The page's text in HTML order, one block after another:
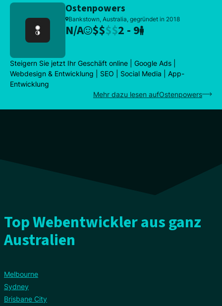
Ostenpowers
Bankstown, Australia, gegründet in 2018
N/A $$$$2 - 9
Steigern Sie jetzt Ihr Geschäft online | Google Ads |
Webdesign & Entwicklung | SEO | Social Media | App-
Entwicklung
Mehr dazu lesen aufOstenpowers
Top Webentwickler aus ganz
Australien
Melbourne
Sydney
Brisbane City